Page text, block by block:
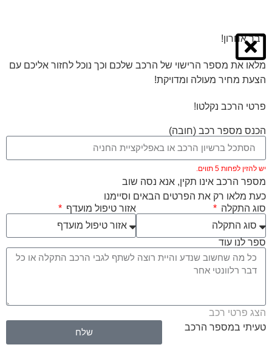
דבר אחרון!
מלאו את מספר הרישוי של הרכב שלכם וכך נוכל לחזור אליכם עם
הצעת מחיר מעולה ומדויקת!
פרטי הרכב נקלטו!
הכנס מספר רכב (חובה)
יש להזין לפחות 5 תווים.
מספר הרכב אינו תקין, אנא נסה שוב
כעת מלאו רק את הפרטים הבאים וסיימנו
סוג התקלה
אזור טיפול מועדף
ספר לנו עוד
הצג פרטי רכב
טעיתי במספר הרכב
שלח